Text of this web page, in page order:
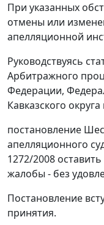
При указанных
отмены или
апелляционной
Руководствуясь
Арбитражного
Федерации,
Кавказского
постановление
апелляционного
1272/2008
жалобы - без
Постановление
принятия.